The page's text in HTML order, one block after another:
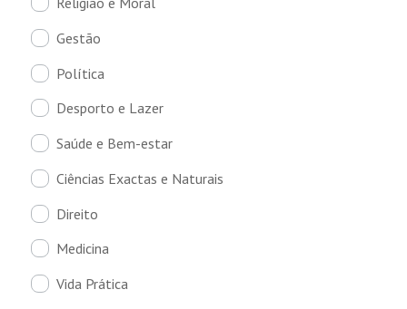
Gestão
Política
Desporto e Lazer
Saúde e Bem-estar
Ciências Exactas e Naturais
Direito
Medicina
Vida Prática